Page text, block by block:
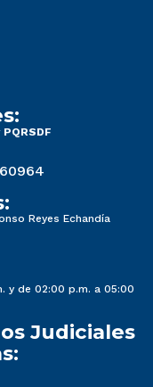
PQRSDF
Reyes Echandía
y de 02:00 p.m. a 05:00
Judiciales